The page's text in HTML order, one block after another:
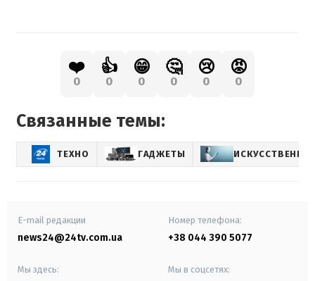
❤️
0
👍
0
😁
0
🤔
0
😢
0
😡
0
Связанные темы:
ТЕХНО ГАДЖЕТЫ
E-mail редакции
news24@24tv.com.ua
Номер телефона:
+38 044 390 5077
Мы здесь: Мы в соцсетях: